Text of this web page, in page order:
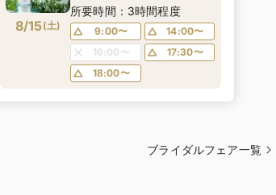
8/15(土)
コース試食&ガラスのバー
ジンロード 模擬挙式 体験付
の大人気フェア開催★マイ
ナビ人気会場ランキング1位
に選ばれました★
所要時間：3時間程度
9:00〜
14:00〜
16:00〜
17:30〜
18:00〜
ブライダルフェア一覧